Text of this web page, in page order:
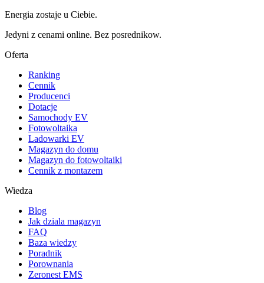
Energia zostaje u Ciebie.
Jedyni z cenami online. Bez posrednikow.
Oferta
Ranking
Cennik
Producenci
Dotacje
Samochody EV
Fotowoltaika
Ladowarki EV
Magazyn do domu
Magazyn do fotowoltaiki
Cennik z montazem
Wiedza
Blog
Jak dziala magazyn
FAQ
Baza wiedzy
Poradnik
Porownania
Zeronest EMS